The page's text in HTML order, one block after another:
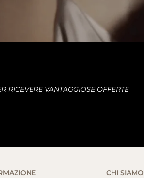
RICEVERE VANTAGGIOSE OFFERTE
CHI SIAMO